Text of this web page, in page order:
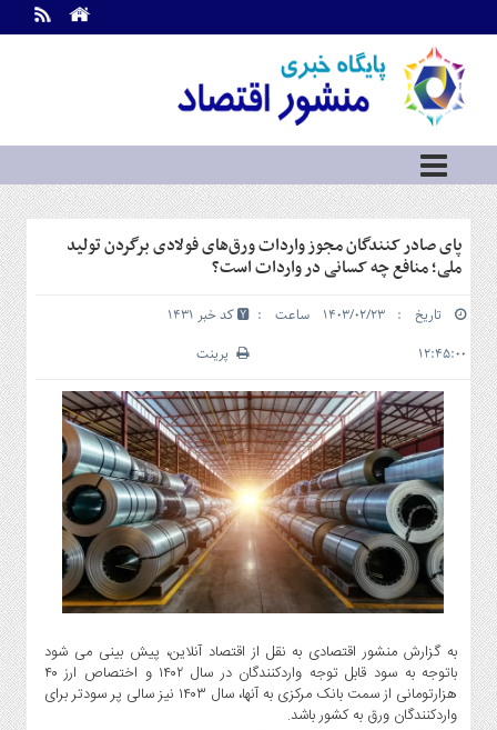
اطلاعات
تماس
ما
درباره
ما
سرویس
ها
خانه
سرمایه
و
بورس
مسکن
و
شهری
گاز
و
پتروشیمی
صنعت
و
خودرو
استارت
آپ
و
پای صادر کنندگان مجوز واردات ورق‌های فولادی برگردن تولید
ملی؛ منافع چه کسانی در واردات است؟
تاریخ : ۱۴۰۳/۰۲/۲۳ ساعت :
۱۲:۴۵:۰۰
کد خبر 1431
پرینت
به گزارش منشور اقتصادی به نقل از اقتصاد آنلاین، پیش بینی می شود
باتوجه به سود قابل توجه واردکنندگان در سال ۱۴۰۲ و اختصاص ارز ۴۰
هزارتومانی از سمت بانک مرکزی به آنها، سال ۱۴۰۳ نیز سالی پر سودتر برای
واردکنندگان ورق به کشور باشد.